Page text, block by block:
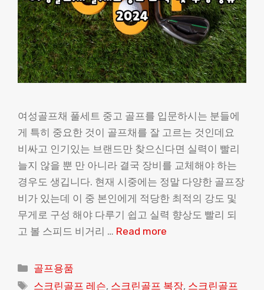
여성골프채 풀세트 중고 골프를 입문하시는 분들에
게 특히 중요한 것이 골프채를 잘 고르는 것인데요
비싸고 인기있는 브랜드만 찾으신다면 실력이 빨리
늘지 않을 뿐 만 아니라 결국 장비를 교체해야 하는
경우도 생깁니다. 현재 시중에는 정말 다양한 골프장
비가 있는데 이 중 본인에게 적당한 최적의 강도 및
무게로 구성 해야 다루기 쉽고 실력 향상도 빨리 되
고 볼 스피드 비거리 … Read more
Categories
골프용품
Tags
스크린골프 레슨, 스크린골프 복장, 스크린골프